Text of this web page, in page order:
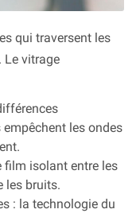
qui traversent les
Le vitrage
empêchent les ondes
film isolant entre les
les bruits.
: la technologie du